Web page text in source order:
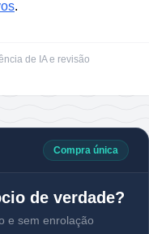
.
de IA e revisão
Compra única
de verdade?
e sem enrolação